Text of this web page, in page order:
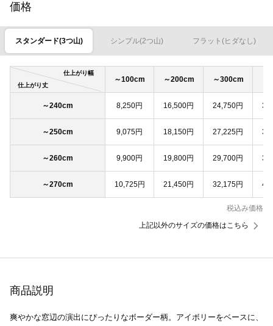
価格
スタンダード(3つ山) シンプル(2つ山) フラット(ヒダなし)
仕上がり幅
仕上がり丈
～100cm ～200cm ～300cm
～240cm 8,250円 16,500円 24,750円
～250cm 9,075円 18,150円 27,225円
～260cm 9,900円 19,800円 29,700円
～270cm 10,725円 21,450円 32,175円
税込み価格
上記以外のサイズの価格はこちら
商品説明
爽やかな窓辺の演出にぴったりなボーダー柄。アイボリーをベースに、